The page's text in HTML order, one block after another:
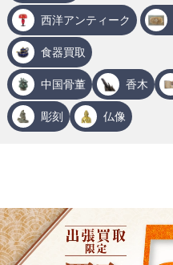
西洋アンティーク
食器買取
中国骨董 香木
彫刻 仏像